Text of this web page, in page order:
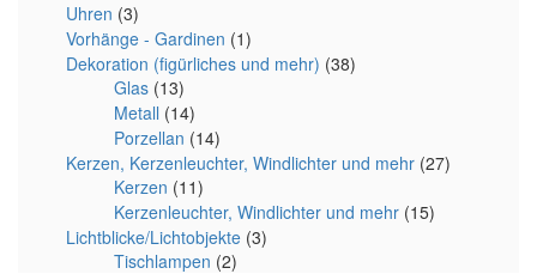
Uhren (3)
Vorhänge - Gardinen (1)
Dekoration (figürliches und mehr) (38)
Glas (13)
Metall (14)
Porzellan (14)
Kerzen, Kerzenleuchter, Windlichter und mehr (27)
Kerzen (11)
Kerzenleuchter, Windlichter und mehr (15)
Lichtblicke/Lichtobjekte (3)
Tischlampen (2)